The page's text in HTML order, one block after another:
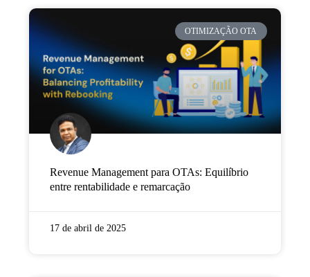
OTIMIZAÇÃO OTA
Revenue Management para OTAs: Equilíbrio
entre rentabilidade e remarcação
17 de abril de 2025